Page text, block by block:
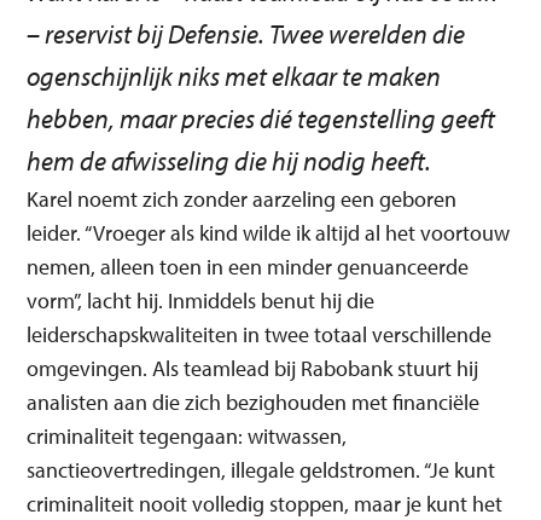
– reservist bij Defensie. Twee werelden die
ogenschijnlijk niks met elkaar te maken
hebben, maar precies dié tegenstelling geeft
hem de afwisseling die hij nodig heeft.
Karel noemt zich zonder aarzeling een geboren
leider. “Vroeger als kind wilde ik altijd al het voortouw
nemen, alleen toen in een minder genuanceerde
vorm”, lacht hij. Inmiddels benut hij die
leiderschapskwaliteiten in twee totaal verschillende
omgevingen. Als teamlead bij Rabobank stuurt hij
analisten aan die zich bezighouden met financiële
criminaliteit tegengaan: witwassen,
sanctieovertredingen, illegale geldstromen. “Je kunt
criminaliteit nooit volledig stoppen, maar je kunt het